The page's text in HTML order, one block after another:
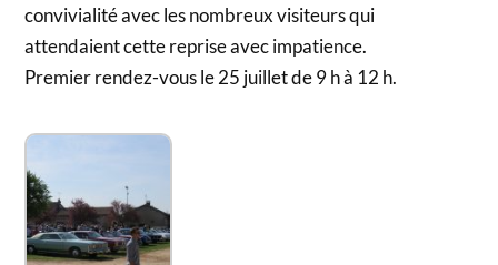
convivialité avec les nombreux visiteurs qui
attendaient cette reprise avec impatience.
Premier rendez-vous le 25 juillet de 9 h à 12 h.